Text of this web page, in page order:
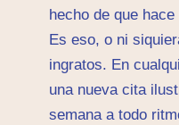
hecho de que
Es eso, o ni
ingratos. En
una nueva cita
semana a todo